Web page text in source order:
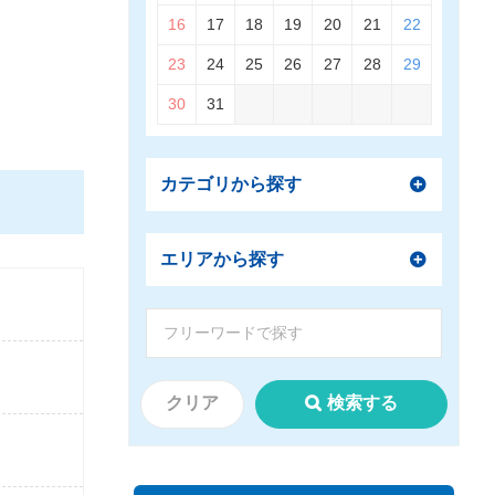
16 17 18 19 20 21 22
23 24 25 26 27 28 29
30 31
カテゴリから探す
エリアから探す
クリア 検索する